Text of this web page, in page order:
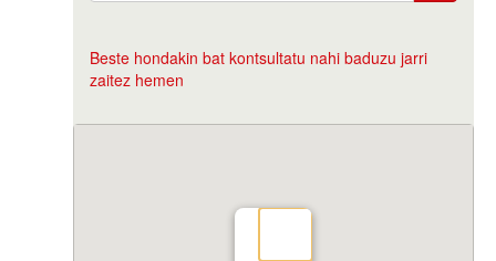
Beste hondakin bat kontsultatu nahi baduzu jarri
zaitez hemen